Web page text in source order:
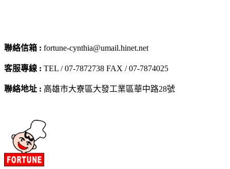
聯絡信箱 : fortune-cynthia@umail.hinet.net
客服專線 : TEL / 07-7872738 FAX / 07-7874025
聯絡地址 : 高雄市大寮區大發工業區華中路28號